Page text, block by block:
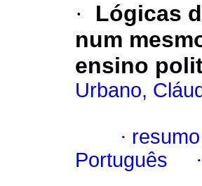
·
Lógicas
num
ensino
Urbano,
·
Português
·